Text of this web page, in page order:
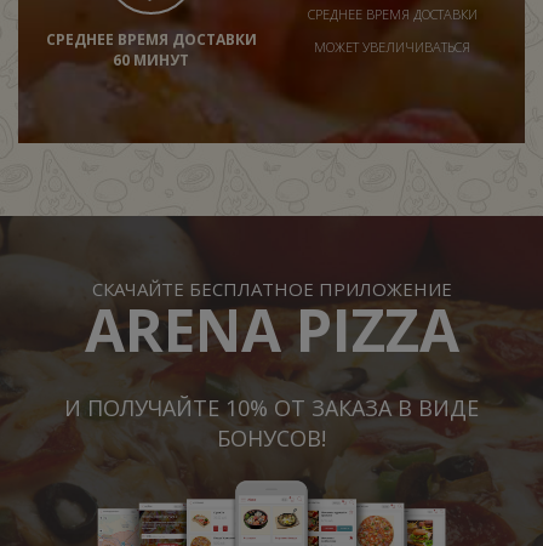
СРЕДНЕЕ ВРЕМЯ ДОСТАВКИ
60 МИНУТ
СРЕДНЕЕ ВРЕМЯ ДОСТАВКИ
МОЖЕТ УВЕЛИЧИВАТЬСЯ
СКАЧАЙТЕ БЕСПЛАТНОЕ ПРИЛОЖЕНИЕ
ARENA PIZZA
И ПОЛУЧАЙТЕ 10% ОТ ЗАКАЗА В ВИДЕ
БОНУСОВ!